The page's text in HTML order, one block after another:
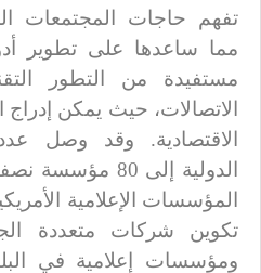
تفهم حاجات المجتمعات
مما ساعدها على تطوير
مستفيدة من التطور
الاتصالات، حيث يمكن إدراج
الاقتصادية. وقد وصل
الدولية إلى 80
المؤسسات الإعلامية
تكوين شركات متعددة
ومؤسسات إعلامية في